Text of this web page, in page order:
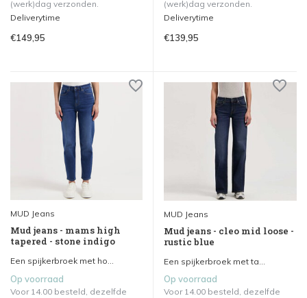
(werk)dag verzonden.
Deliverytime
€149,95
(werk)dag verzonden.
Deliverytime
€139,95
MUD Jeans
Mud jeans - mams high
tapered - stone indigo
Een spijkerbroek met ho...
Op voorraad
Voor 14.00 besteld, dezelfde
MUD Jeans
Mud jeans - cleo mid loose -
rustic blue
Een spijkerbroek met ta...
Op voorraad
Voor 14.00 besteld, dezelfde